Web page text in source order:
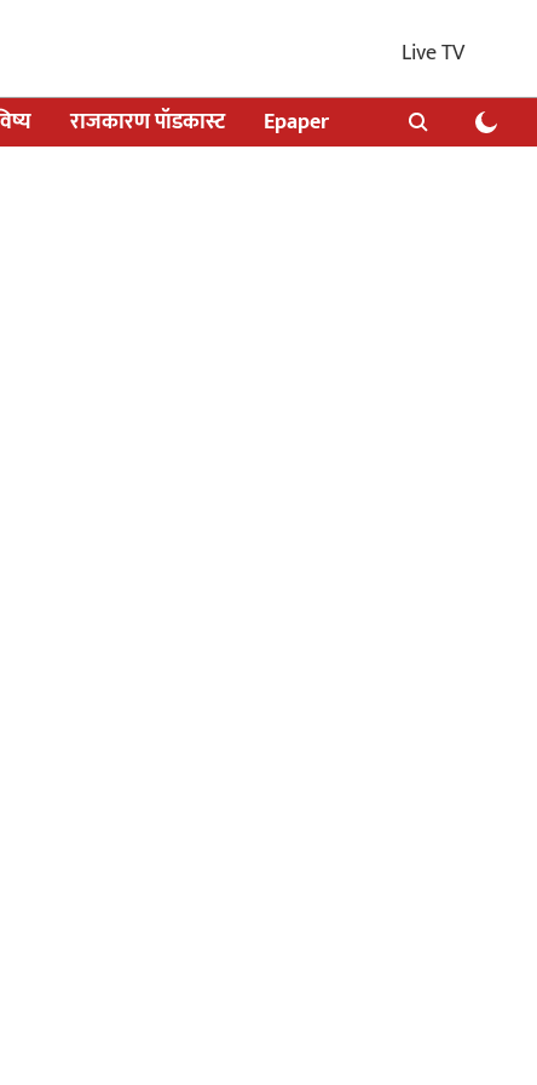
Live TV
राजकारण पॉडकास्ट Epaper